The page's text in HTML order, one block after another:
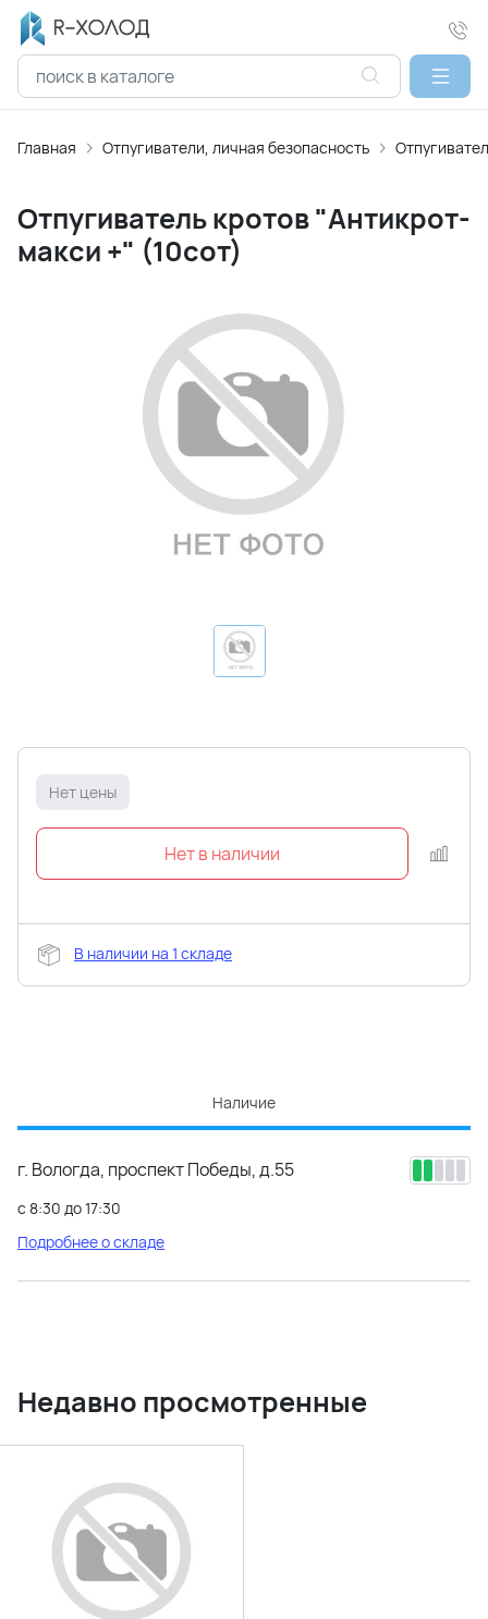
Главная Отпугиватели, личная безопасность
Отпугиватель кротов "Антикрот-
макси +" (10сот)
Нет цены
В наличии на 1 складе
Наличие
г. Вологда, проспект Победы, д.55
с 8:30 до 17:30
Подробнее о складе
Недавно просмотренные